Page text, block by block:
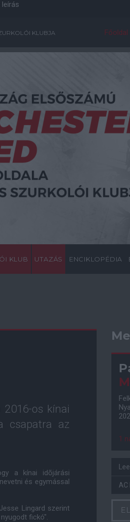
leírás
KLUBJA Főoldal
KLUB UTAZÁS ENCIKLOPÉDIA
os kínai
csapatra az
a kínai idõjárási
és egymással
Lingard szerint
fickó".
1
AC